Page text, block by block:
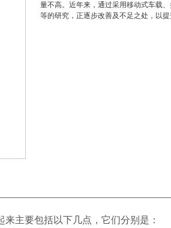
量不高。近年来，通过采用移动式车载
等的研究，正逐步改善及不足之处，以提
来主要包括以下几点，它们分别是：